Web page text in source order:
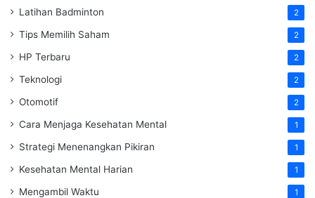
Latihan Badminton 2
Tips Memilih Saham 2
HP Terbaru 2
Teknologi 2
Otomotif 2
Cara Menjaga Kesehatan Mental 1
Strategi Menenangkan Pikiran 1
Kesehatan Mental Harian 1
Mengambil Waktu 1